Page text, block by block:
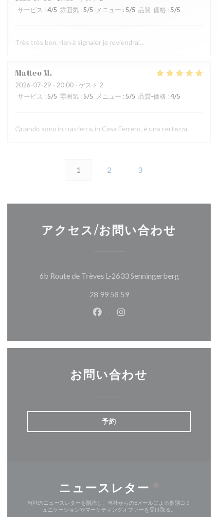
サービス : 4/5 雰囲気 : 5/5 メニュー : 5/5 品質-価格 : 5/5
Très très bon, rien à signaler je reviendrai…
MatteoM
2026-07-29 - 20:00 - ゲスト 2
サービス : 5/5 雰囲気 : 5/5 メニュー : 5/5 品質-価格 : 4/5
Quando sono in trasferta, in Casa Ferrero, è una certezza.
1 2 3
アクセス/お問い合わせ
6b Route de Trèves L-2633 Senningerberg((新しいウ
28 99 58 59
Facebook ((新しいウィンドウ
Instagram ((新しいウィ
お問い合わせ
予約
ニュースレター
当社のニュースレターを購読し、当社からのEメールによる個別コミ
ュニケーションやマーケティングオファーを受け取る。